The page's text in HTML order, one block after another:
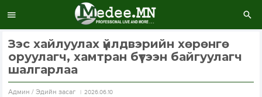
Зэс хайлуулах үйлдвэрийн хөрөнгө
оруулагч, хамтран бүтээн байгуулагч
шалгарлаа
Aдмин / Эдийн засаг 2026.06.10